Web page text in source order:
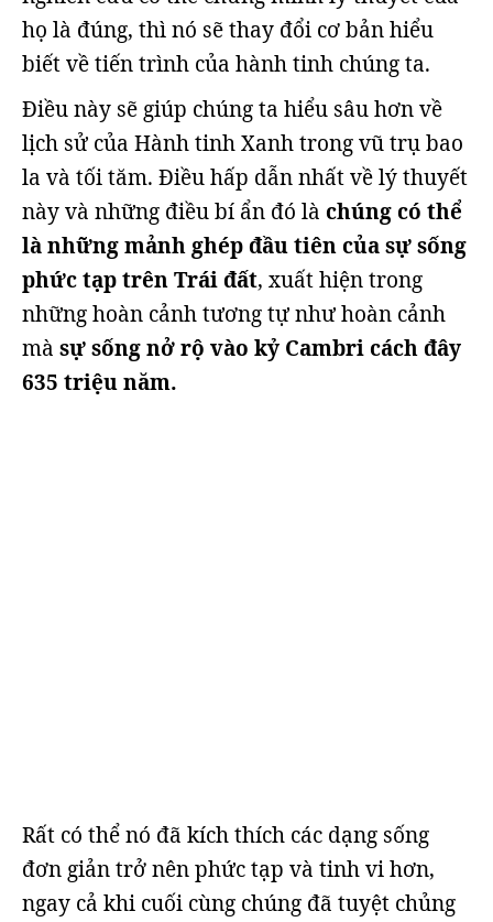
họ là đúng, thì nó sẽ thay đổi cơ bản hiểu
biết về tiến trình của hành tinh chúng ta.
Điều này sẽ giúp chúng ta hiểu sâu hơn về
lịch sử của Hành tinh Xanh trong vũ trụ bao
la và tối tăm. Điều hấp dẫn nhất về lý thuyết
này và những điều bí ẩn đó là chúng có thể
là những mảnh ghép đầu tiên của sự sống
phức tạp trên Trái đất, xuất hiện trong
những hoàn cảnh tương tự như hoàn cảnh
mà sự sống nở rộ vào kỷ Cambri cách đây
635 triệu năm.
Rất có thể nó đã kích thích các dạng sống
đơn giản trở nên phức tạp và tinh vi hơn,
ngay cả khi cuối cùng chúng đã tuyệt chủng